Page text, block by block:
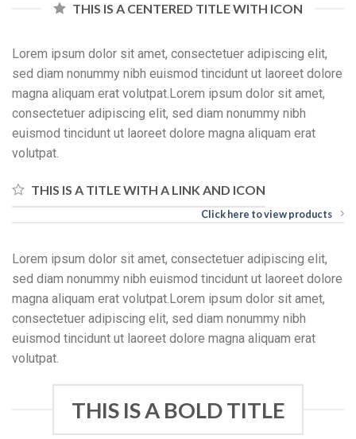
THIS IS A CENTERED TITLE WITH ICON
Lorem ipsum dolor sit amet, consectetuer adipiscing elit,
sed diam nonummy nibh euismod tincidunt ut laoreet dolore
magna aliquam erat volutpat.Lorem ipsum dolor sit amet,
consectetuer adipiscing elit, sed diam nonummy nibh
euismod tincidunt ut laoreet dolore magna aliquam erat
volutpat.
THIS IS A TITLE WITH A LINK AND ICON
Click here to view products
Lorem ipsum dolor sit amet, consectetuer adipiscing elit,
sed diam nonummy nibh euismod tincidunt ut laoreet dolore
magna aliquam erat volutpat.Lorem ipsum dolor sit amet,
consectetuer adipiscing elit, sed diam nonummy nibh
euismod tincidunt ut laoreet dolore magna aliquam erat
volutpat.
THIS IS A BOLD TITLE